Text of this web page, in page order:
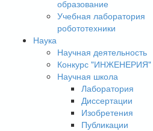
образование
Учебная лаборатория
робототехники
Наука
Научная деятельность
Конкурс "ИНЖЕНЕРИЯ"
Научная школа
Лаборатория
Диссертации
Изобретения
Публикации